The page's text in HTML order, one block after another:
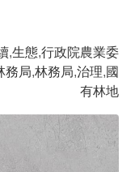
,生態,行政院農業委
務局,林務局,治理,國
有林地